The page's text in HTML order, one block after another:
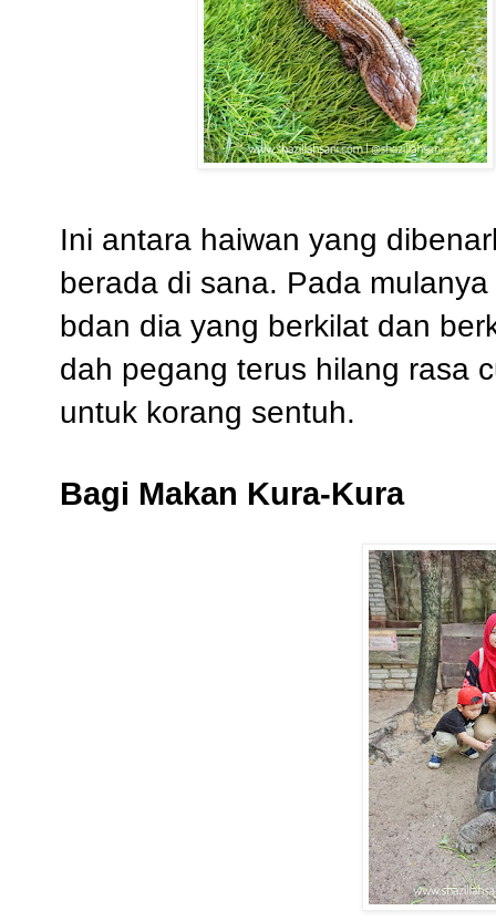
Ini antara haiwan yang
berada di sana. Pada
bdan dia yang berkilat dan
dah pegang terus hilang rasa
untuk korang sentuh.
Bagi Makan Kura-Kura